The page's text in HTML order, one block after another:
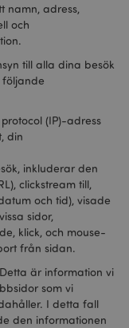
namn, adress,
och
till alla dina besök
följande
(IP)-adress
din
inkluderar den
clickstream till,
och tid), visade
sidor,
klick, och mouse-
från sidan.
är information vi
som vi
I detta fall
den informationen